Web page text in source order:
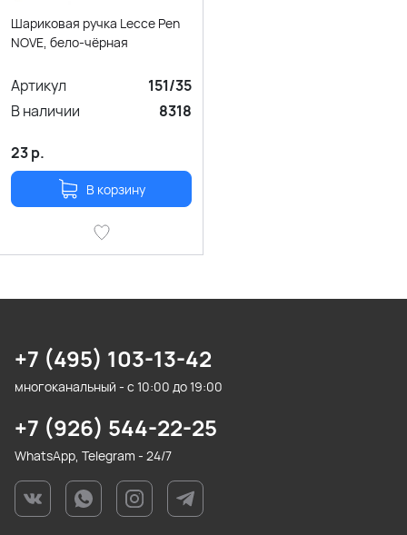
Шариковая ручка Lecce Pen
NOVE, бело-чёрная
Артикул
151/35
В наличии
8318
23р.
В корзину
+7 (495) 103-13-42
многоканальный - с 10:00 до 19:00
+7 (926) 544-22-25
WhatsApp, Telegram - 24/7